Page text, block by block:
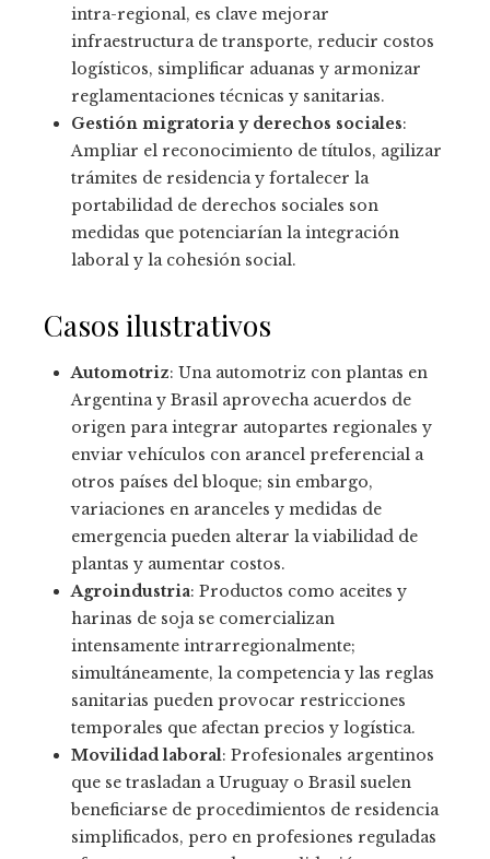
intra-regional, es clave mejorar
infraestructura de transporte, reducir costos
logísticos, simplificar aduanas y armonizar
reglamentaciones técnicas y sanitarias.
Gestión migratoria y derechos sociales:
Ampliar el reconocimiento de títulos, agilizar
trámites de residencia y fortalecer la
portabilidad de derechos sociales son
medidas que potenciarían la integración
laboral y la cohesión social.
Casos ilustrativos
Automotriz: Una automotriz con plantas en
Argentina y Brasil aprovecha acuerdos de
origen para integrar autopartes regionales y
enviar vehículos con arancel preferencial a
otros países del bloque; sin embargo,
variaciones en aranceles y medidas de
emergencia pueden alterar la viabilidad de
plantas y aumentar costos.
Agroindustria: Productos como aceites y
harinas de soja se comercializan
intensamente intrarregionalmente;
simultáneamente, la competencia y las reglas
sanitarias pueden provocar restricciones
temporales que afectan precios y logística.
Movilidad laboral: Profesionales argentinos
que se trasladan a Uruguay o Brasil suelen
beneficiarse de procedimientos de residencia
simplificados, pero en profesiones reguladas